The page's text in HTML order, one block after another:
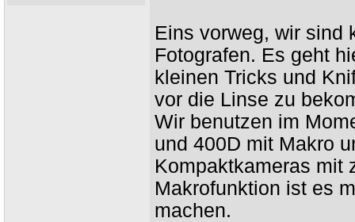
Eins vorweg, wir sind
Fotografen. Es geht
kleinen Tricks und
vor die Linse zu
Wir benutzen im
und 400D mit Makro
Kompaktkameras mit
Makrofunktion ist es
machen.